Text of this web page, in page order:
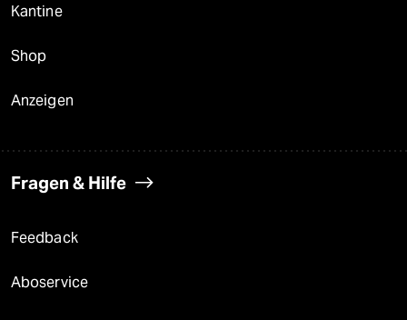
Kantine
Shop
Anzeigen
Fragen & Hilfe
Feedback
Aboservice